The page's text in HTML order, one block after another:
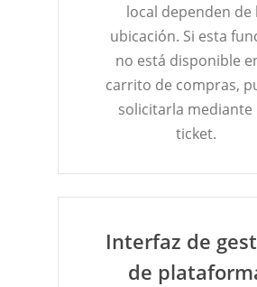
local dependen de
ubicación. Si esta
no está disponible
carrito de compras,
solicitarla mediante
ticket.
Interfaz de
de